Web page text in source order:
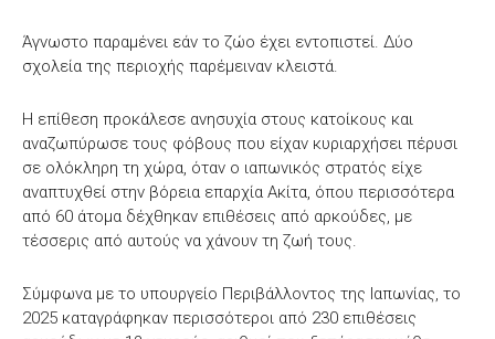
Άγνωστο παραμένει εάν το ζώο έχει εντοπιστεί. Δύο
σχολεία της περιοχής παρέμειναν κλειστά.
Η επίθεση προκάλεσε ανησυχία στους κατοίκους και
αναζωπύρωσε τους φόβους που είχαν κυριαρχήσει πέρυσι
σε ολόκληρη τη χώρα, όταν ο ιαπωνικός στρατός είχε
αναπτυχθεί στην βόρεια επαρχία Ακίτα, όπου περισσότερα
από 60 άτομα δέχθηκαν επιθέσεις από αρκούδες, με
τέσσερις από αυτούς να χάνουν τη ζωή τους.
Σύμφωνα με το υπουργείο Περιβάλλοντος της Ιαπωνίας, το
2025 καταγράφηκαν περισσότεροι από 230 επιθέσεις